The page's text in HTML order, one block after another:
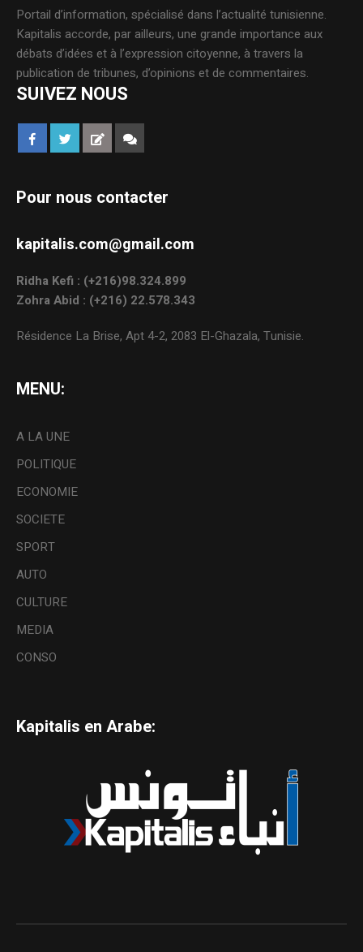
Portail d’information, spécialisé dans l’actualité tunisienne.
Kapitalis accorde, par ailleurs, une grande importance aux
débats d’idées et à l’expression citoyenne, à travers la
publication de tribunes, d’opinions et de commentaires.
SUIVEZ NOUS
Pour nous contacter
kapitalis.com@gmail.com
Ridha Kefi : (+216)98.324.899
Zohra Abid : (+216) 22.578.343
Résidence La Brise, Apt 4-2, 2083 El-Ghazala, Tunisie.
MENU:
A LA UNE
POLITIQUE
ECONOMIE
SOCIETE
SPORT
AUTO
CULTURE
MEDIA
CONSO
Kapitalis en Arabe: